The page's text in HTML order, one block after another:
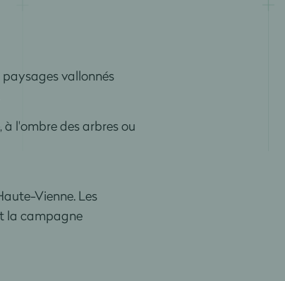
vallonnés
l'ombre des arbres ou
Vienne. Les
la campagne